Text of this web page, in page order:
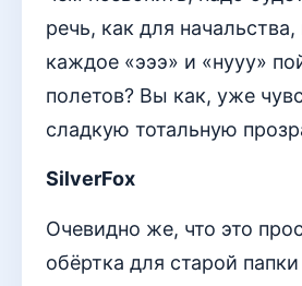
речь, как для
каждое «эээ» и «нууу»
полетов? Вы как, уже
сладкую тотальную
SilverFox
Очевидно же, что это
обёртка для старой